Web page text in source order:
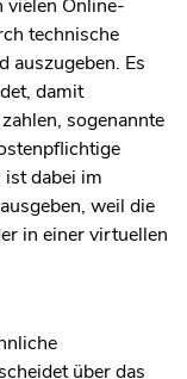
vielen Online-
technische
auszugeben. Es
damit
sogenannte
ist dabei im
weil die
in einer virtuellen
über das